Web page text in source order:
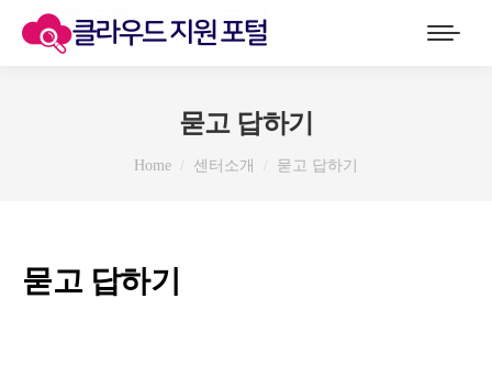
묻고 답하기
You are here:
Home 센터소개 묻고 답하기
묻고 답하기